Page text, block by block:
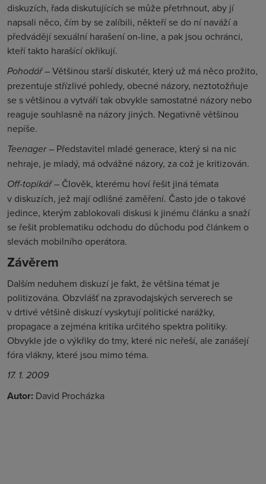
diskuzích, řada diskutujících se může přetrhnout, aby jí
napsali něco, čím by se zalíbili, někteří se do ní naváží a
předvádějí sexuální harašení on-line, a pak jsou ochránci,
kteří takto harašící okřikují.
Pohodář– Většinou starší diskutér, který už má něco prožito,
prezentuje střízlivé pohledy, obecné názory, neztotožňuje
se s většinou a vytváří tak obvykle samostatné názory nebo
reaguje souhlasně na názory jiných. Negativně většinou
nepíše.
Teenager– Představitel mladé generace, který si na nic
nehraje, je mladý, má odvážné názory, za což je kritizován.
Off-topikář– Člověk, kterému hoví řešit jiná témata
v diskuzích, jež mají odlišné zaměření. Často jde o takové
jedince, kterým zablokovali diskusi k jinému článku a snaží
se řešit problematiku odchodu do důchodu pod článkem o
slevách mobilního operátora.
Závěrem
Dalším neduhem diskuzí je fakt, že většina témat je
politizována. Obzvlášť na zpravodajských serverech se
v drtivé většině diskuzí vyskytují politické narážky,
propagace a zejména kritika určitého spektra politiky.
Obvykle jde o výkřiky do tmy, které nic neřeší, ale zanášejí
fóra vlákny, které jsou mimo téma.
17. 1. 2009
Autor: David Procházka